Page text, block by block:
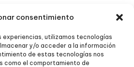
consentimiento
experiencias, utilizamos tecnologías
y/o acceder a la información
de estas tecnologías nos
como el comportamiento de